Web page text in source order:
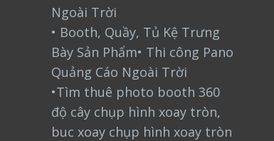
Ngoài Trời
• Booth, Quầy, Tủ Kệ Trưng
Bày Sản Phẩm• Thi công Pano
Quảng Cáo Ngoài Trời
•Tìm thuê photo booth 360
độ cây chụp hình xoay tròn,
buc xoay chụp hình xoay tròn